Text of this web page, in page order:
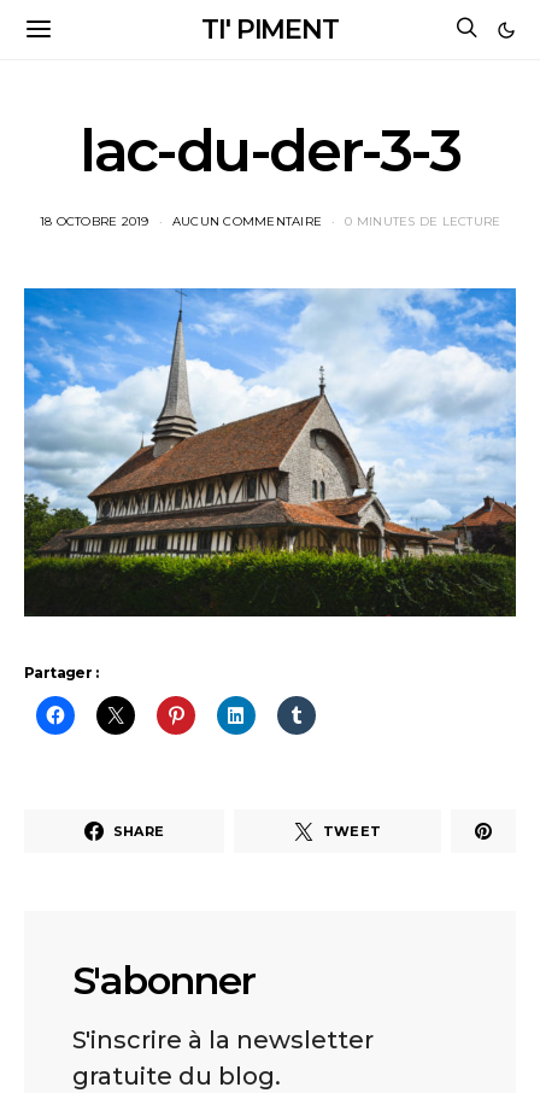
TI' PIMENT
lac-du-der-3-3
18 OCTOBRE 2019 AUCUN COMMENTAIRE 0 MINUTES DE LECTURE
Partager :
SHARE TWEET
S'abonner
S'inscrire à la newsletter
gratuite du blog.